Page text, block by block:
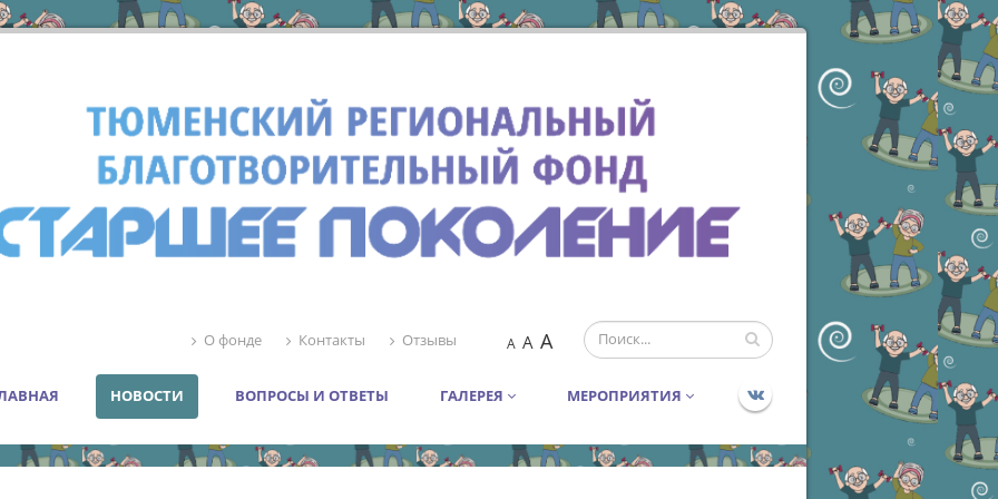
О фонде Контакты Отзывы A A A
НОВОСТИ ВОПРОСЫ И ОТВЕТЫ ГАЛЕРЕЯ МЕРОПРИЯТИЯ